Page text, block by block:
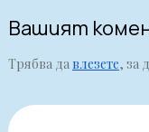
Вашият
Трябва да влезете, за